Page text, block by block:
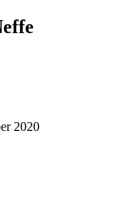
2020